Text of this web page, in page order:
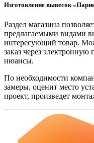
Изготовление вывесок
Раздел магазина
предлагаемыми видами
интересующий товар.
заказ через электронную
нюансы.
По необходимости
замеры, оценит место
проект, произведет